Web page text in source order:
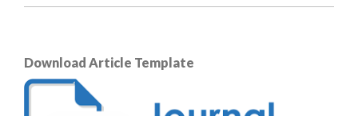
Download Article Template